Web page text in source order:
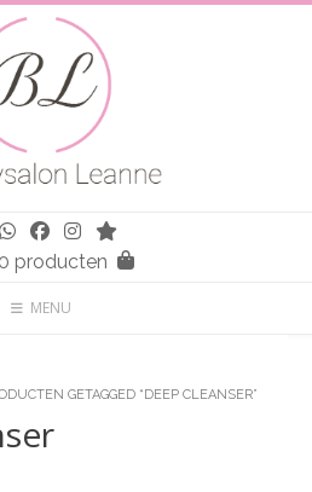
0 producten
MENU
GETAGGED “DEEP CLEANSER”